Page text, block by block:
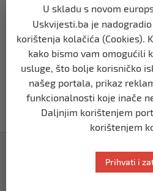
više djece mogle
komunalnu
prije 2 mjeseca
BIHAĆ
RK Zagreb
za izradu nove
prije 2 mjeseca
U skladu s novom
Uskvijesti.ba je
korištenja kolačića (Cookies).
kako bismo vam omogućili
usluge, što bolje korisničko
našeg portala, prikaz
funkcionalnosti koje inače
Daljnjim korištenjem
korištenjem
Prihvati i